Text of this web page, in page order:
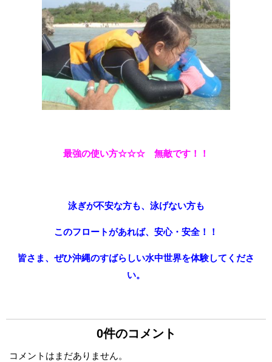
最強の使い方☆☆☆ 無敵です！！
泳ぎが不安な方も、泳げない方も
このフロートがあれば、安心・安全！！
皆さま、ぜひ沖縄のすばらしい水中世界を体験してくださ
い。
0件のコメント
コメントはまだありません。